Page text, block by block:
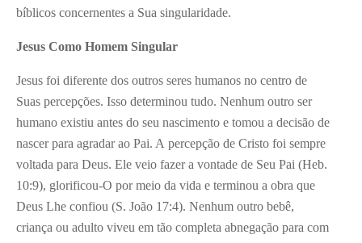
bíblicos concernentes a Sua singularidade.
Jesus Como Homem Singular
Jesus foi diferente dos outros seres humanos no centro de
Suas percepções. Isso determinou tudo. Nenhum outro ser
humano existiu antes do seu nascimento e tomou a decisão de
nascer para agradar ao Pai. A percepção de Cristo foi sempre
voltada para Deus. Ele veio fazer a vontade de Seu Pai (Heb.
10:9), glorificou-O por meio da vida e terminou a obra que
Deus Lhe confiou (S. João 17:4). Nenhum outro bebê,
criança ou adulto viveu em tão completa abnegação para com